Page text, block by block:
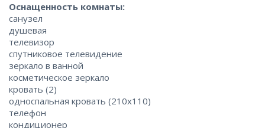
Оснащенность комнаты:
санузел
душевая
телевизор
спутниковое телевидение
зеркало в ванной
косметическое зеркало
кровать (2)
односпальная кровать (210x110)
телефон
кондиционер